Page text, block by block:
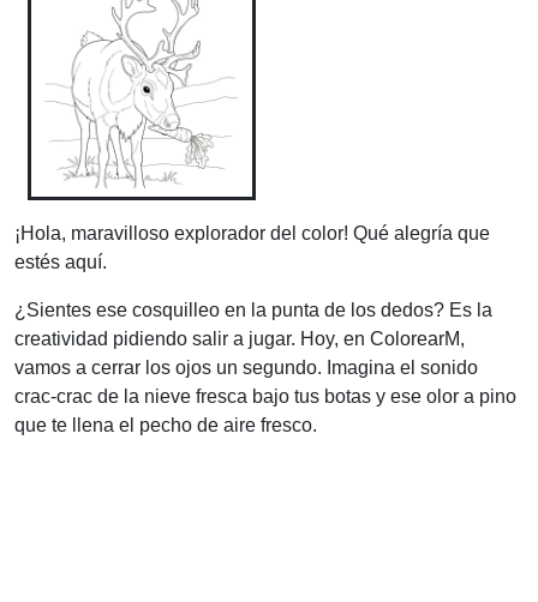
¡Hola, maravilloso explorador del color! Qué alegría que
estés aquí.
¿Sientes ese cosquilleo en la punta de los dedos? Es la
creatividad pidiendo salir a jugar. Hoy, en ColorearM,
vamos a cerrar los ojos un segundo. Imagina el sonido
crac-crac de la nieve fresca bajo tus botas y ese olor a pino
que te llena el pecho de aire fresco.